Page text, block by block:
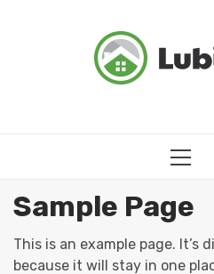
Sample Page
This is an example page. It’s
because it will stay in one